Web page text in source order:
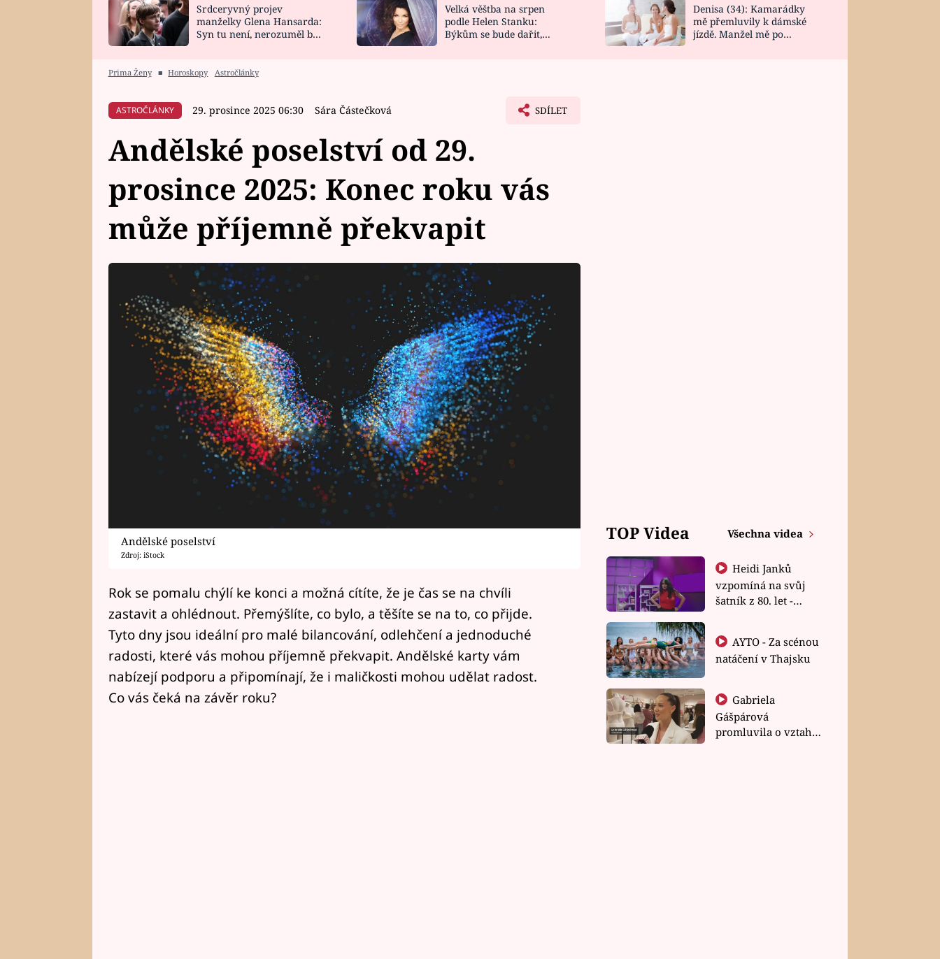
HOROSKOP NA
CELEBRITY
VAŘENÍ
NOVINKY
VIDEORECEPTY
DESIGN
Srdceryvný projev
manželky Glena Hansarda:
Syn tu není, nerozuměl by
Velká věštba na srpen
podle Helen Stanku:
Býkům se bude dařit,
Denisa (34): Kamarádky
mě přemluvily k dámské
jízdě. Manžel mě po
Prima Ženy ■ Horoskopy Astročlánky
ASTROČLÁNKY 29. prosince 2025 06:30 Sára Částečková SDÍLET
Andělské poselství od 29.
prosince 2025: Konec roku vás
může příjemně překvapit
Andělské poselství
Zdroj: iStock
Rok se pomalu chýlí ke konci a možná cítíte, že je čas se na chvíli
zastavit a ohlédnout. Přemýšlíte, co bylo, a těšíte se na to, co přijde.
Tyto dny jsou ideální pro malé bilancování, odlehčení a jednoduché
radosti, které vás mohou příjemně překvapit. Andělské karty vám
nabízejí podporu a připomínají, že i maličkosti mohou udělat radost.
Co vás čeká na závěr roku?
TOP Videa Všechna videa
Heidi Janků
vzpomíná na svůj
šatník z 80. let -
natáčení v Thajsku
Gabriela
Gášpárová
promluvila o vztahu